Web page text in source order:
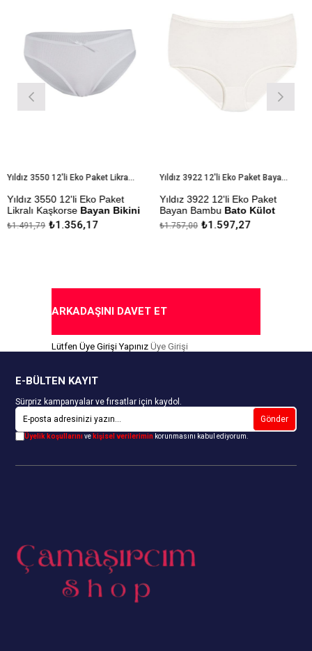
Yıldız 3550 12'li Eko Paket Likralı Kaşkorse Bayan Bikini Külot
3550 12'li Eko Paket
KaşkorseBayan Bikini
₺1.356,17
Yıldız 3922 12'li Eko Paket Bayan Bambu Bato Külot
Yıldız 3922 12'li Eko Paket
Bayan BambuBato Külot
Çekmezlik Sanfor Testi
₺1.597,27
₺1.757,00
ARKADAŞINI DAVET ET
Lütfen Üye Girişi Yapınız Üye Girişi
E-BÜLTEN KAYIT
Sürpriz kampanyalar ve fırsatlar için kaydol.
Gönder
Üyelik koşullarınıve kişisel verilerimin korunmasını kabul ediyorum.